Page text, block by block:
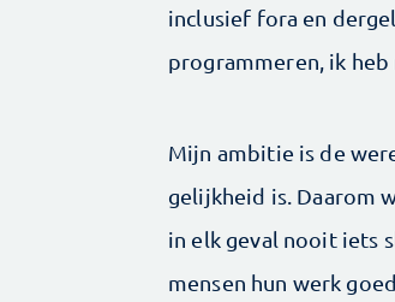
inclusief fora en
programmeren, ik heb
Mijn ambitie is de
gelijkheid is. Daarom
in elk geval nooit iets
mensen hun werk